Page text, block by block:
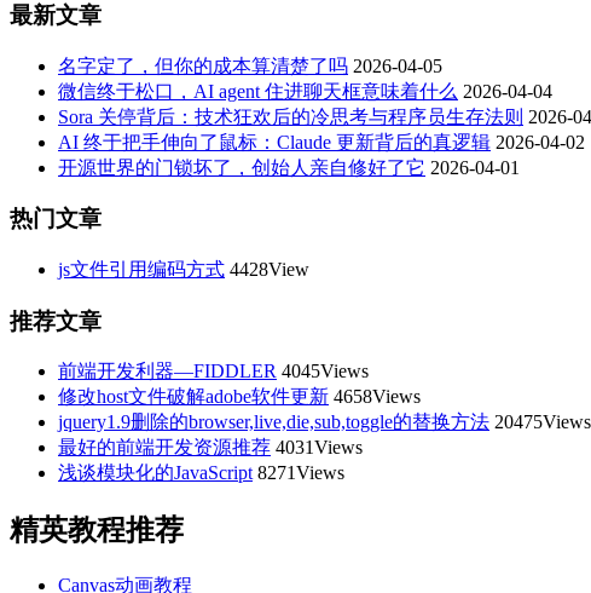
最新文章
名字定了，但你的成本算清楚了吗 2026-04-05
微信终于松口，AI agent 住进聊天框意味着什么 2026-04-04
Sora 关停背后：技术狂欢后的冷思考与程序员生存法则 2026-
AI 终于把手伸向了鼠标：Claude 更新背后的真逻辑 2026-04-02
开源世界的门锁坏了，创始人亲自修好了它 2026-04-01
热门文章
js文件引用编码方式 4428View
推荐文章
前端开发利器—FIDDLER 4045Views
修改host文件破解adobe软件更新 4658Views
jquery1.9删除的browser,live,die,sub,toggle的替换方法 20475Views
最好的前端开发资源推荐 4031Views
浅谈模块化的JavaScript 8271Views
精英教程推荐
Canvas动画教程